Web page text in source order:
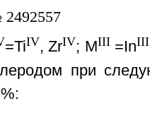
=TiIV, ZrIV; MIII=InIII
при